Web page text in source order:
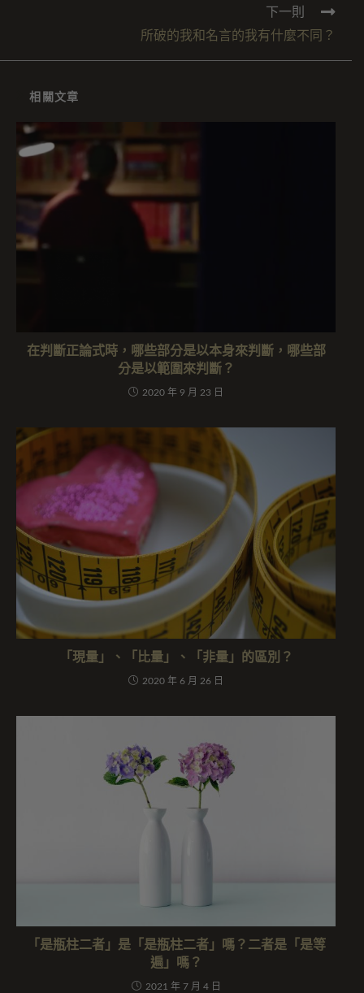
下一則
所破的我和名言的我有什麼不同？
相關文章
在判斷正論式時，哪些部分是以本身來判斷，哪些部
分是以範圍來判斷？
2020 年 9 月 23 日
「現量」、「比量」、「非量」的區別？
2020 年 6 月 26 日
「是瓶柱二者」是「是瓶柱二者」嗎？二者是「是等
遍」嗎？
2021 年 7 月 4 日